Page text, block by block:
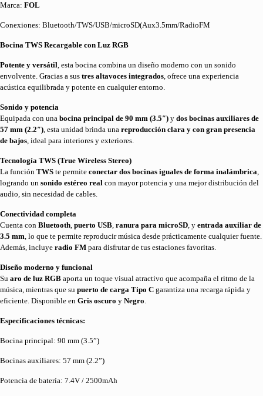
Marca: FOL
Conexiones: Bluetooth/TWS/USB/microSD(Aux3.5mm/RadioFM
Bocina TWS Recargable con Luz RGB
Potente y versátil, esta bocina combina un diseño moderno con un sonido
envolvente. Gracias a sus tres altavoces integrados, ofrece una experiencia
acústica equilibrada y potente en cualquier entorno.
Sonido y potencia
Equipada con una bocina principal de 90 mm (3.5″) y dos bocinas auxiliares de
57 mm (2.2″), esta unidad brinda una reproducción clara y con gran presencia
de bajos, ideal para interiores y exteriores.
Tecnología TWS (True Wireless Stereo)
La función TWS te permite conectar dos bocinas iguales de forma inalámbrica,
logrando un sonido estéreo real con mayor potencia y una mejor distribución del
audio, sin necesidad de cables.
Conectividad completa
Cuenta con Bluetooth, puerto USB, ranura para microSD, y entrada auxiliar de
3.5 mm, lo que te permite reproducir música desde prácticamente cualquier fuente.
Además, incluye radio FM para disfrutar de tus estaciones favoritas.
Diseño moderno y funcional
Su aro de luz RGB aporta un toque visual atractivo que acompaña el ritmo de la
música, mientras que su puerto de carga Tipo C garantiza una recarga rápida y
eficiente. Disponible en Gris oscuro y Negro.
Especificaciones técnicas:
Bocina principal: 90 mm (3.5”)
Bocinas auxiliares: 57 mm (2.2”)
Potencia de batería: 7.4V / 2500mAh